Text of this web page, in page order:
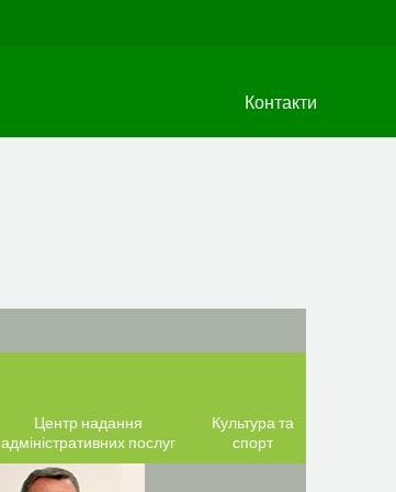
Контакти
Центр надання
адміністративних послуг
Культура та
спорт